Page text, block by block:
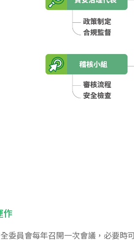
作
委員會每年召開一次會議，必要時